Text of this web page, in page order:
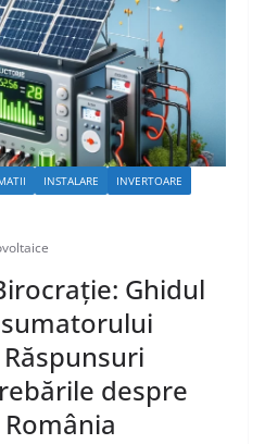
INSTALARE
INVERTOARE
Ghidul
despre